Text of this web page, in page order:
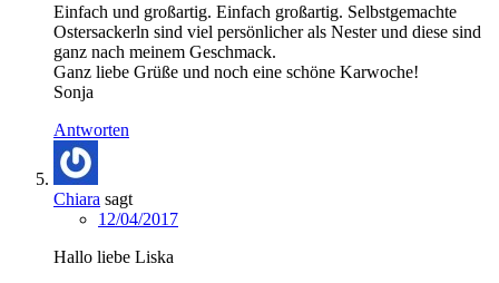
Einfach und großartig. Einfach großartig. Selbstgemachte
Ostersackerln sind viel persönlicher als Nester und diese sind
ganz nach meinem Geschmack.
Ganz liebe Grüße und noch eine schöne Karwoche!
Sonja
Antworten
Chiara sagt
12/04/2017
Hallo liebe Liska